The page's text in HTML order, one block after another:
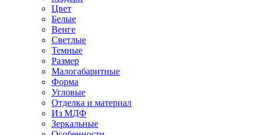
Цвет
Белые
Венге
Светлые
Темные
Размер
Малогабаритные
Форма
Угловые
Отделка и материал
Из МДФ
Зеркальные